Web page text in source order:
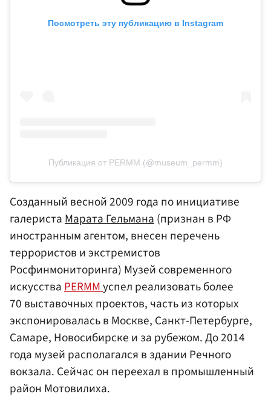
Посмотреть эту публикацию в Instagram
Публикация от PERMM (@museum_permm)
Созданный весной 2009 года по инициативе
галеристаМарата Гельмана(признан в РФ
иностранным агентом, внесен перечень
террористов и экстремистов
Росфинмониторинга) Музей современного
искусстваPERMMуспел реализовать более
70 выставочных проектов, часть из которых
экспонировалась в Москве, Санкт-Петербурге,
Самаре, Новосибирске и за рубежом. До 2014
года музей располагался в здании Речного
вокзала. Сейчас он переехал в промышленный
район Мотовилиха.